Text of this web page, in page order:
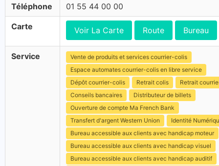
Téléphone 01 55 44 00 00
Carte Voir La Carte Route Bureau
Service
Vente de produits et services courrier-colis
Espace automates courrier-colis en libre service
Dépôt courrier-colis
Retrait colis
Retrait
Conseils bancaires
Distributeur de billets
Ouverture de compte Ma French Bank
Transfert d'argent Western Union
Identité
Bureau accessible aux clients avec handicap moteur
Bureau accessible aux clients avec handicap visuel
Bureau accessible aux clients avec handicap auditif